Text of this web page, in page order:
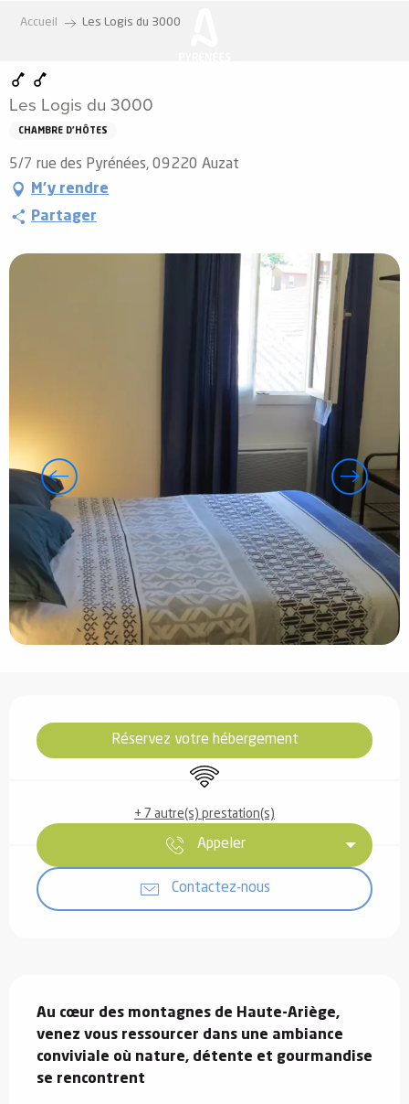
principal
Accueil Les Logis du 3000
Les Logis du 3000
CHAMBRE D'HÔTES
5/7 rue des Pyrénées, 09220 Auzat
M'y rendre
Partager
Réservez votre hébergement
WiFi
+ 7 autre(s) prestation(s)
Appeler
Contactez-nous
Au cœur des montagnes de Haute-Ariège,
venez vous ressourcer dans une ambiance
conviviale où nature, détente et gourmandise
se rencontrent